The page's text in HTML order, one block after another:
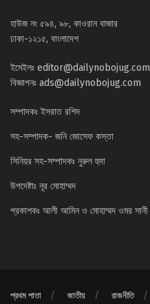
হাউজ নং ৫৯৪, ৯৮, কাওরান বাজার
ঢাকা-১২১৫, বাংলাদেশ
ইমেইলঃ editor@dailynobojug.com
বিজ্ঞাপনঃ ads@dailynobojug.com
সম্পাদকঃ ইসরাত রশিদ
সহ-সম্পাদক- জনি জোসেফ কস্তা
সিনিয়র সহ-সম্পাদকঃ নুরুল হুদা
উপদেষ্টাঃ নূর মোহাম্মদ
প্রকাশকঃ আলী আমিন ও মোহাম্মদ ওমর সানী
প্রথম পাতা জাতীয় রাজনীতি